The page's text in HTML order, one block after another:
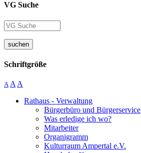
VG Suche
suchen
Schriftgröße
A A A
Rathaus - Verwaltung
Bürgerbüro und Bürgerservice
Was erledige ich wo?
Mitarbeiter
Organigramm
Kulturraum Ampertal e.V.